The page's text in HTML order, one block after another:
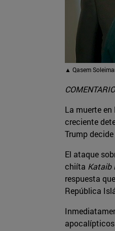
▲ Qasem
La muerte
creciente
Trump
El ataque
chiíta Kataib
respuesta
República
apocalípticos